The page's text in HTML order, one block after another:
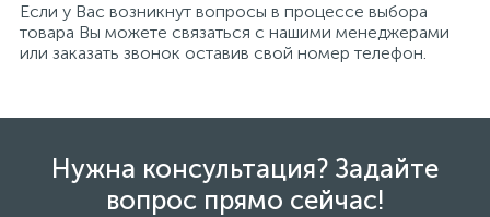
Если у Вас возникнут вопросы в процессе выбора
товара Вы можете связаться с нашими менеджерами
или заказать звонок оставив свой номер телефон.
Нужна консультация? Задайте
вопрос прямо сейчас!